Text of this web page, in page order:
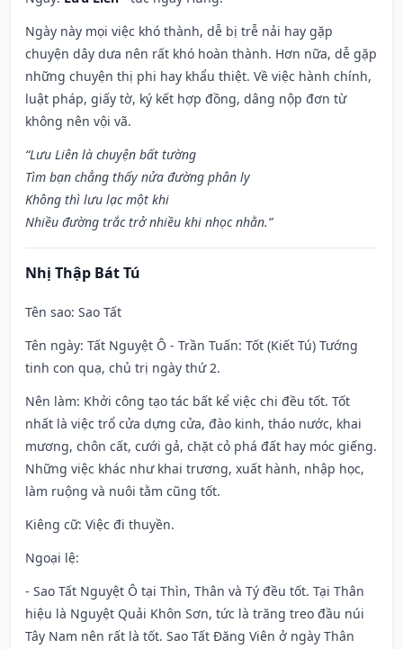
Ngày này mọi việc khó thành, dễ bị trễ nải hay gặp
chuyện dây dưa nên rất khó hoàn thành. Hơn nữa, dễ gặp
những chuyện thị phi hay khẩu thiệt. Về việc hành chính,
luật pháp, giấy tờ, ký kết hợp đồng, dâng nộp đơn từ
không nên vội vã.
“Lưu Liên là chuyện bất tường
Tìm bạn chẳng thấy nửa đường phân ly
Không thì lưu lạc một khi
Nhiều đường trắc trở nhiều khi nhọc nhằn.”
Nhị Thập Bát Tú
Tên sao: Sao Tất
Tên ngày: Tất Nguyệt Ô - Trần Tuấn: Tốt (Kiết Tú) Tướng
tinh con quạ, chủ trị ngày thứ 2.
Nên làm: Khởi công tạo tác bất kể việc chi đều tốt. Tốt
nhất là việc trổ cửa dựng cửa, đào kinh, tháo nước, khai
mương, chôn cất, cưới gả, chặt cỏ phá đất hay móc giếng.
Những việc khác như khai trương, xuất hành, nhập học,
làm ruộng và nuôi tằm cũng tốt.
Kiêng cữ: Việc đi thuyền.
Ngoại lệ:
- Sao Tất Nguyệt Ô tại Thìn, Thân và Tý đều tốt. Tại Thân
hiệu là Nguyệt Quải Khôn Sơn, tức là trăng treo đầu núi
Tây Nam nên rất là tốt. Sao Tất Đăng Viên ở ngày Thân